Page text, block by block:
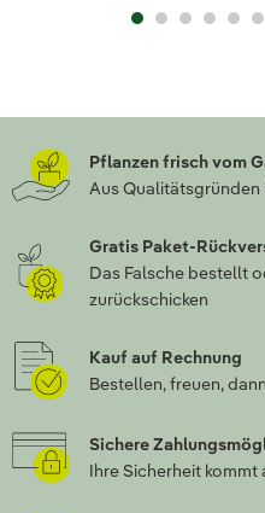
Pflanzen frisch vom
Aus Qualitätsgründen
Gratis Paket-
Das Falsche bestellt
zurückschicken
Kauf auf Rechnung
Bestellen, freuen,
Sichere
Ihre Sicherheit kommt